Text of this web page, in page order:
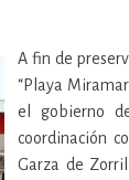
A fin de
“Playa
el gobierno
coordinación
Garza de